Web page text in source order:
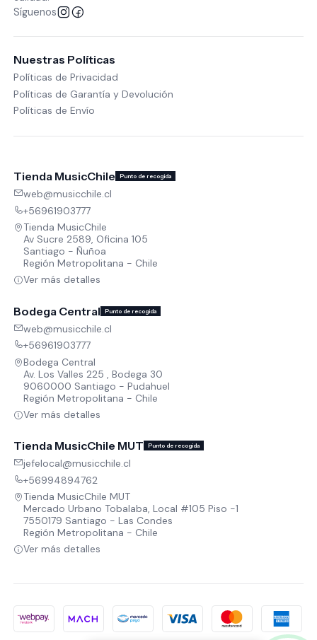
Síguenos
Nuestras Políticas
Políticas de Privacidad
Políticas de Garantía y Devolución
Políticas de Envío
Tienda MusicChile Punto de recogida
web@musicchile.cl
+56961903777
Tienda MusicChile
Av Sucre 2589, Oficina 105
Santiago - Ñuñoa
Región Metropolitana - Chile
Ver más detalles
Bodega Central Punto de recogida
web@musicchile.cl
+56961903777
Bodega Central
Av. Los Valles 225 , Bodega 30
9060000 Santiago - Pudahuel
Región Metropolitana - Chile
Ver más detalles
Tienda MusicChile MUT Punto de recogida
jefelocal@musicchile.cl
+56994894762
Tienda MusicChile MUT
Mercado Urbano Tobalaba, Local #105 Piso -1
7550179 Santiago - Las Condes
Región Metropolitana - Chile
Ver más detalles